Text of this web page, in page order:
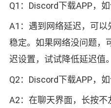
Q1：Discord下载APP，
A1：遇到网络延迟，可
稳定。如果网络没问题，
迟设置，试试降低延迟值。
Q2：Discord下载APP，
A2：在聊天界面，长按不